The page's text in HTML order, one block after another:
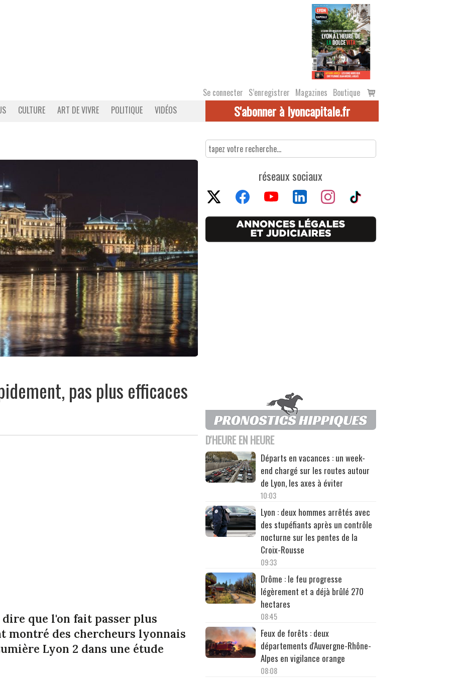
Se connecter S’enregistrer Magazines Boutique
Voir
le
CULTURE ART DE VIVRE POLITIQUE VIDÉOS S'abonner à lyoncapitale.fr
pas plus efficaces
que l'on fait passer plus
montré des chercheurs lyonnais
Lyon 2 dans une étude
réseaux sociaux
D'HEURE EN HEURE
Départs en vacances : un week-
end chargé sur les routes autour
de Lyon, les axes à éviter
10:03
Lyon : deux hommes arrêtés avec
des stupéfiants après un contrôle
nocturne sur les pentes de la
Croix-Rousse
09:33
Drôme : le feu progresse
légèrement et a déjà brûlé 270
hectares
08:45
Feux de forêts : deux
départements d'Auvergne-Rhône-
Alpes en vigilance orange
08:08